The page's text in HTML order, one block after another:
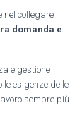
nel collegare i
domanda e
e gestione
le esigenze delle
sempre più